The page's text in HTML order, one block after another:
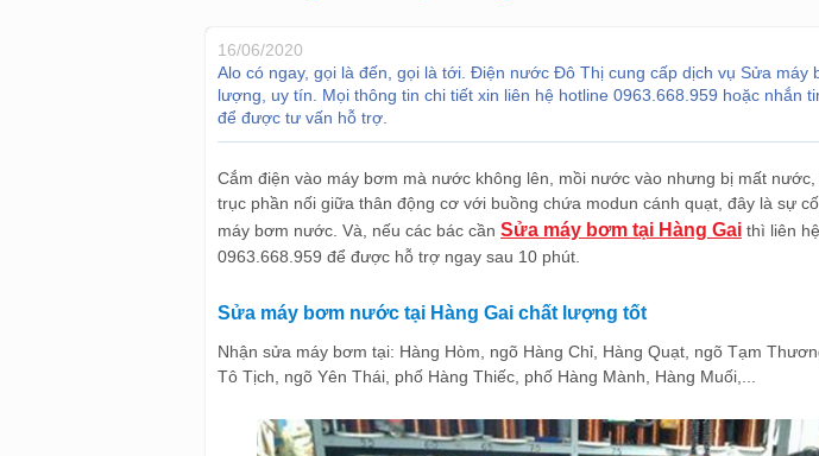
16/06/2020
Alo có ngay, gọi là đến, gọi là tới. Điện nước Đô Thị cung cấp dịch vụ Sửa máy
lượng, uy tín. Mọi thông tin chi tiết xin liên hệ hotline 0963.668.959 hoặc nhắn
để được tư vấn hỗ trợ.
Cắm điện vào máy bơm mà nước không lên, mồi nước vào nhưng bị mất
trục phần nối giữa thân động cơ với buồng chứa modun cánh quạt, đây là sự
máy bơm nước. Và, nếu các bác cần Sửa máy bơm tại Hàng Gai thì liên
0963.668.959 để được hỗ trợ ngay sau 10 phút.
Sửa máy bơm nước tại Hàng Gai chất lượng tốt
Nhận sửa máy bơm tại: Hàng Hòm, ngõ Hàng Chỉ, Hàng Quạt, ngõ Tạm
Tô Tịch, ngõ Yên Thái, phố Hàng Thiếc, phố Hàng Mành, Hàng Muối,...